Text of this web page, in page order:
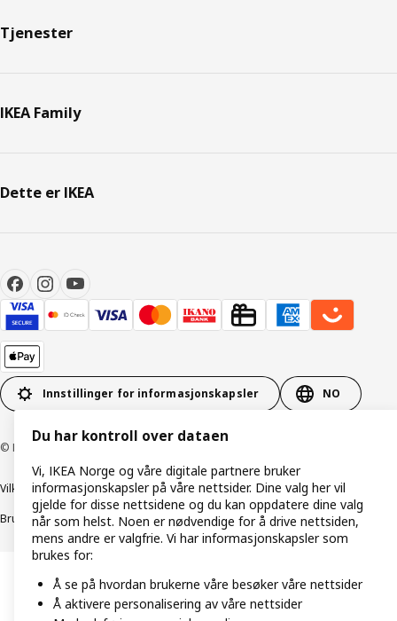
Tjenester
IKEA Family
Dette er IKEA
Innstillinger for informasjonskapsler NO
© Inter IKEA Systems B.V. 1999–2026
Vilkår og betingelserRetningslinjer for personvern
Bruk av informasjonskapsler (Cookies)Retningslinjer for ansvarlig avsløring
Du har kontroll over dataen
Vi, IKEA Norge og våre digitale partnere bruker
informasjonskapsler på våre nettsider. Dine valg her vil
gjelde for disse nettsidene og du kan oppdatere dine valg
når som helst. Noen er nødvendige for å drive nettsiden,
mens andre er valgfrie. Vi har informasjonskapsler som
brukes for:
Å se på hvordan brukerne våre besøker våre nettsider
Å aktivere personalisering av våre nettsider